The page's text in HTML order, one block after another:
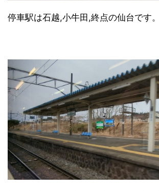
停車駅は石越,小牛田,終点の仙台です。